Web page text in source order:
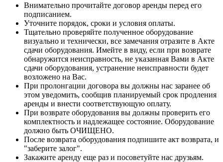
Внимательно прочитайте договор аренды перед его
подписанием.
Уточните порядок, сроки и условия оплаты.
Тщательно проверяйте полученное оборудование
визуально и технически, все замечания отразите в Акте
сдачи оборудования. Имейте в виду, если при возврате
обнаружится неисправность, не указанная Вами в Акте
сдачи оборудования, устранение неисправности будет
возложено на Вас.
При пролонгации договора вы должны нас заранее об
этом уведомить, сообщив планируемый срок продления
аренды и внести соответствующую оплату.
При возврате оборудования вы должны проверить его
комплектность и надлежащее состояние. Оборудование
должно быть ОЧИЩЕНО.
После возврата оборудования подпишите акт возврата, и
"заберите залог".
Закажите аренду еще раз и посоветуйте нас друзьям.